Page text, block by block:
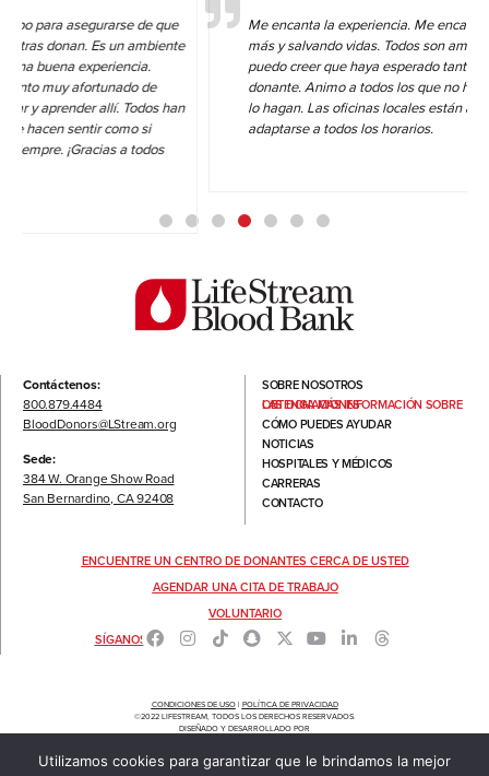
han
Me encanta la experiencia. Me encanta estar ayudando a alguien
más y salvando vidas. Todos son amigables y serviciales. No
puedo creer que haya esperado tanto para convertirme en
donante. Animo a todos los que no han donado, si pueden, que
lo hagan. Las oficinas locales están abiertas todo el día para
adaptarse a todos los horarios.
800.879.4484
BloodDonors@LStream.org
384 W. Orange Show Road
San Bernardino, CA 92408
OBTENGA MÁS INFORMACIÓN SOBRE LAS DONACIONES
CÓMO PUEDES AYUDAR
NOTICIAS
HOSPITALES Y MÉDICOS
CARRERAS
CONTACTO
AGENDAR UNA CITA DE TRABAJO
VOLUNTARIO
©2022 LIFESTREAM, TODOS LOS DERECHOS RESERVADOS.
DISEÑADO Y DESARROLLADO POR
THEMARCOMGROUP.COM
Utilizamos cookies para garantizar que le brindamos la mejor